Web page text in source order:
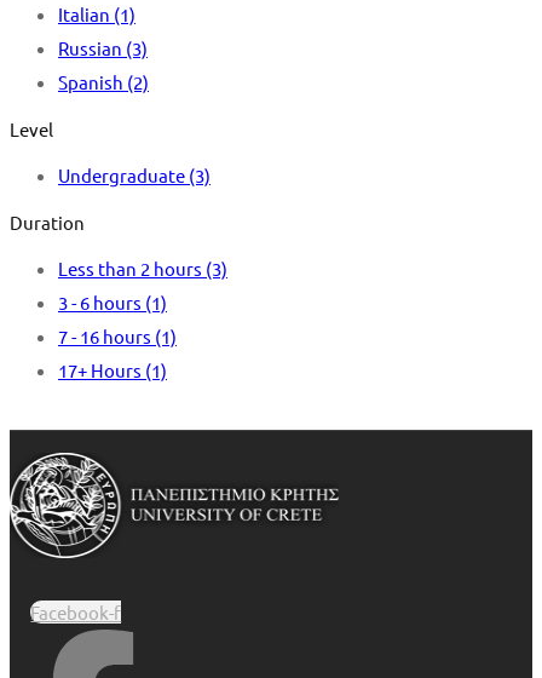
Italian (1)
Russian (3)
Spanish (2)
Level
Undergraduate (3)
Duration
Less than 2 hours (3)
3 - 6 hours (1)
7 - 16 hours (1)
17+ Hours (1)
Facebook-f